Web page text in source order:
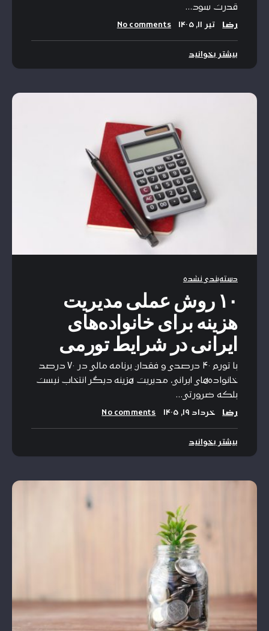
قدرت سود…
رضا تیر ۱۱, ۱۴۰۵ No comments
بیشتر بخوانید
دسته‌بندی نشده
۱۰ روش عملی مدیریت
هزینه برای خانواده‌های
ایرانی در شرایط تورمی
با تورم ۴۰ درصدی و فقدان برنامه مالی در ۷۰ درصد
خانواده‌های ایرانی، مدیریت هزینه دیگر انتخاب نیست
بلکه ضرورتی…
رضا خرداد ۱۹, ۱۴۰۵ No comments
بیشتر بخوانید